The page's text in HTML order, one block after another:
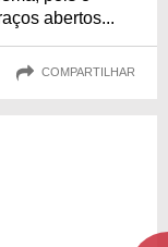
abertos...
COMPARTILHAR